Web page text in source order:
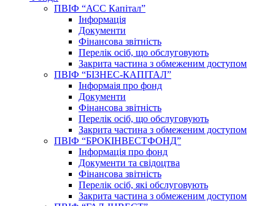
ПВІФ “АСС Капітал”
Інформація
Документи
Фінансова звітність
Перелік осіб, що обслуговують
Закрита частина з обмеженим доступом
ПВІФ “БІЗНЕС-КАПІТАЛ”
Інформаія про фонд
Документи
Фінансова звітність
Перелік осіб, що обслуговують
Закрита частина з обмеженим доступом
ПВІФ “БРОКІНВЕСТФОНД”
Інформація про фонд
Документи та свідоцтва
Фінансова звітність
Перелік осіб, які обслуговують
Закрита частина з обмеженим доступом